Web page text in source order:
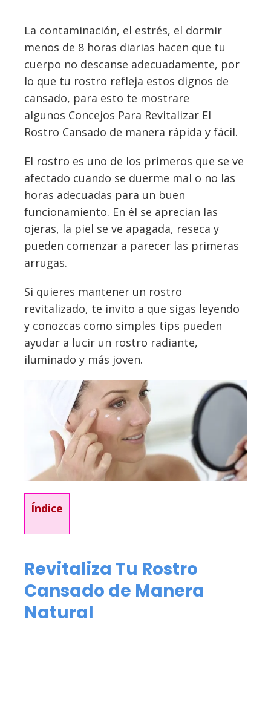
La contaminación, el estrés, el dormir
menos de 8 horas diarias hacen que tu
cuerpo no descanse adecuadamente, por
lo que tu rostro refleja estos dignos de
cansado, para esto te mostrare
algunos Concejos Para Revitalizar El
Rostro Cansado de manera rápida y fácil.
El rostro es uno de los primeros que se ve
afectado cuando se duerme mal o no las
horas adecuadas para un buen
funcionamiento. En él se aprecian las
ojeras, la piel se ve apagada, reseca y
pueden comenzar a parecer las primeras
arrugas.
Si quieres mantener un rostro
revitalizado, te invito a que sigas leyendo
y conozcas como simples tips pueden
ayudar a lucir un rostro radiante,
iluminado y más joven.
Índice
Revitaliza Tu Rostro
Cansado de Manera
Natural